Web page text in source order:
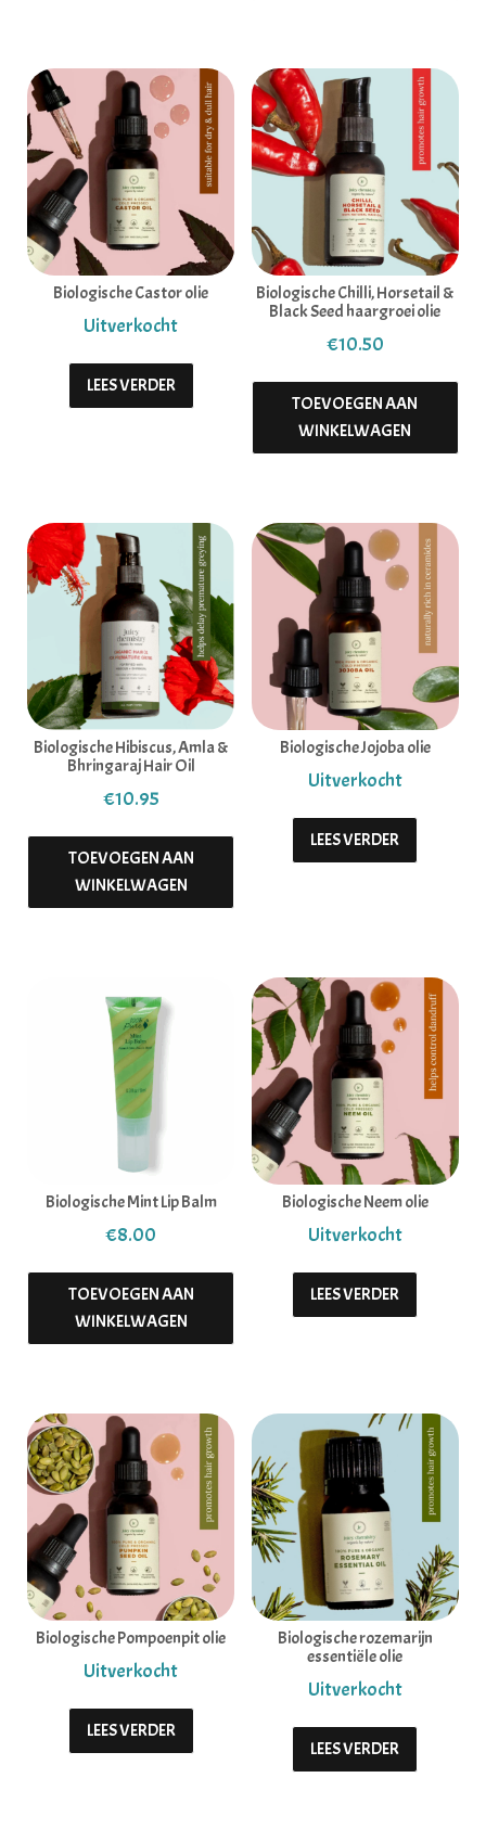
Biologische Castor olie
LEES VERDER
Biologische Chilli, Horsetail &
Black Seed haargroei olie
€10.50
TOEVOEGEN AAN
WINKELWAGEN
Biologische Hibiscus, Amla &
Bhringaraj Hair Oil
€10.95
TOEVOEGEN AAN
WINKELWAGEN
Biologische Jojoba olie
LEES VERDER
Biologische Mint Lip Balm
€8.00
TOEVOEGEN AAN
WINKELWAGEN
Biologische Neem olie
LEES VERDER
Biologische Pompoenpit olie
LEES VERDER
Biologische rozemarijn
essentiële olie
LEES VERDER